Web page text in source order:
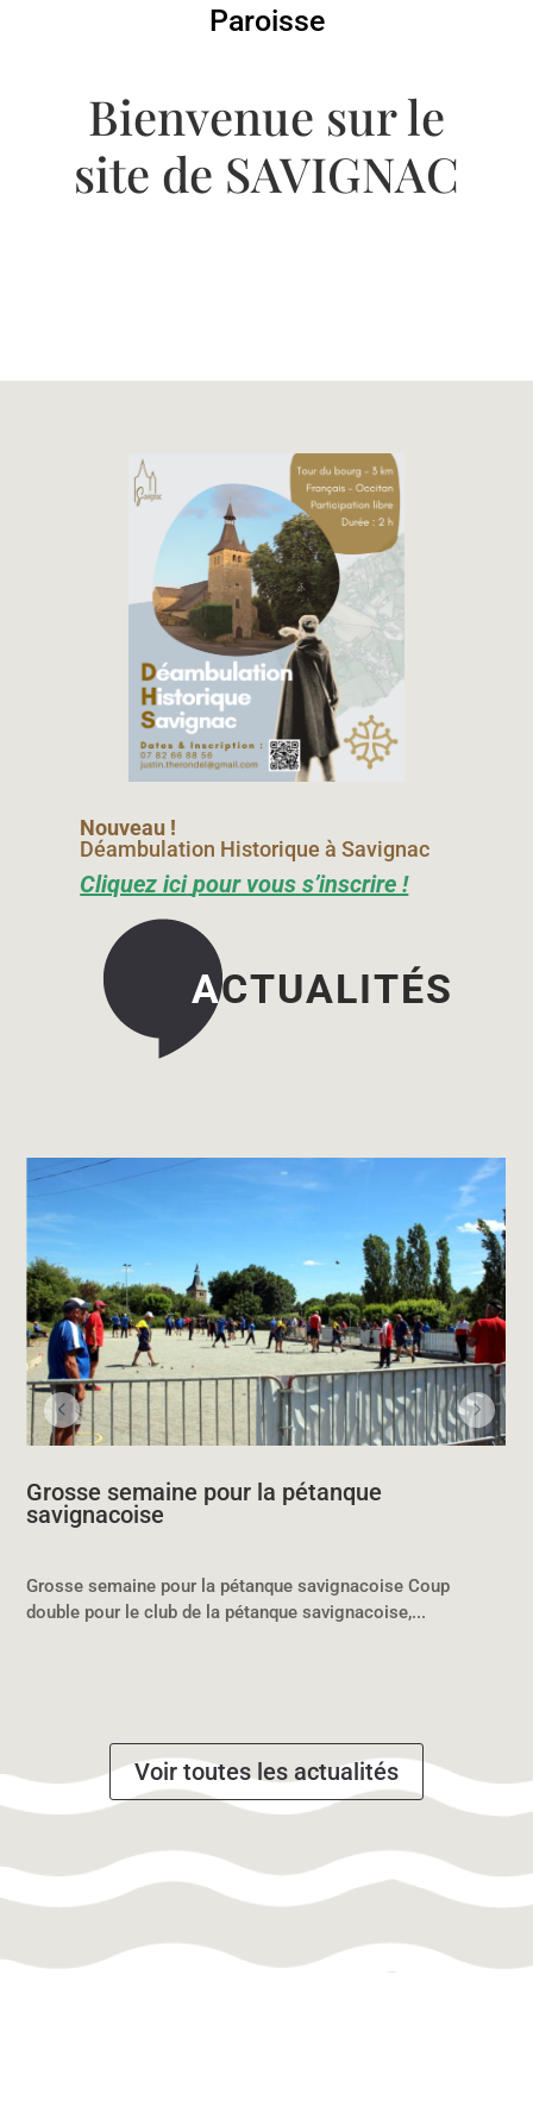
Paroisse
Bienvenue sur le
site de SAVIGNAC
Nouveau !
Déambulation Historique à Savignac
Cliquezici pour vous s’inscrire !
ACTUALITÉS
Grosse semaine pour la pétanque
savignacoise
Grosse semaine pour la pétanque savignacoise Coup
double pour le club de la pétanque savignacoise,...
Voir toutes les actualités